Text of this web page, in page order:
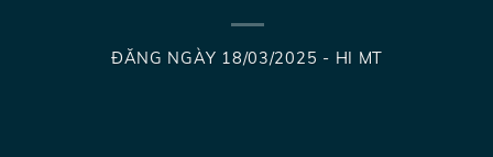
ĐĂNG NGÀY 18/03/2025 - HI MT